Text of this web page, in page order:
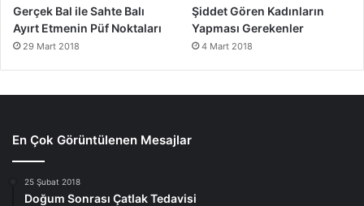
Gerçek Bal ile Sahte Balı
Ayırt Etmenin Püf Noktaları
29 Mart 2018
Şiddet Gören Kadınların
Yapması Gerekenler
4 Mart 2018
En Çok Görüntülenen Mesajlar
25 Şubat 2018
Doğum Sonrası Çatlak Tedavisi